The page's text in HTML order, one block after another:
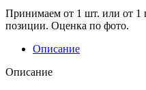
Принимаем от 1 шт. или от
позиции. Оценка по фото.
Описание
Описание